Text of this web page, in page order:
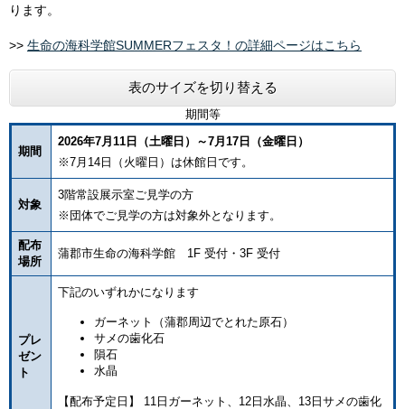
ります。
>> 生命の海科学館SUMMERフェスタ！の詳細ページはこちら
表のサイズを切り替える
期間等
期間
2026年7月11日（土曜日）～7月17日（金曜日）
※7月14日（火曜日）は休館日です。
対象
3階常設展示室ご見学の方
※団体でご見学の方は対象外となります。
配布
場所
蒲郡市生命の海科学館 1F 受付・3F 受付
プレ
ゼン
ト
下記のいずれかになります
ガーネット（蒲郡周辺でとれた原石）
サメの歯化石
隕石
水晶
【配布予定日】 11日ガーネット、12日水晶、13日サメの歯化